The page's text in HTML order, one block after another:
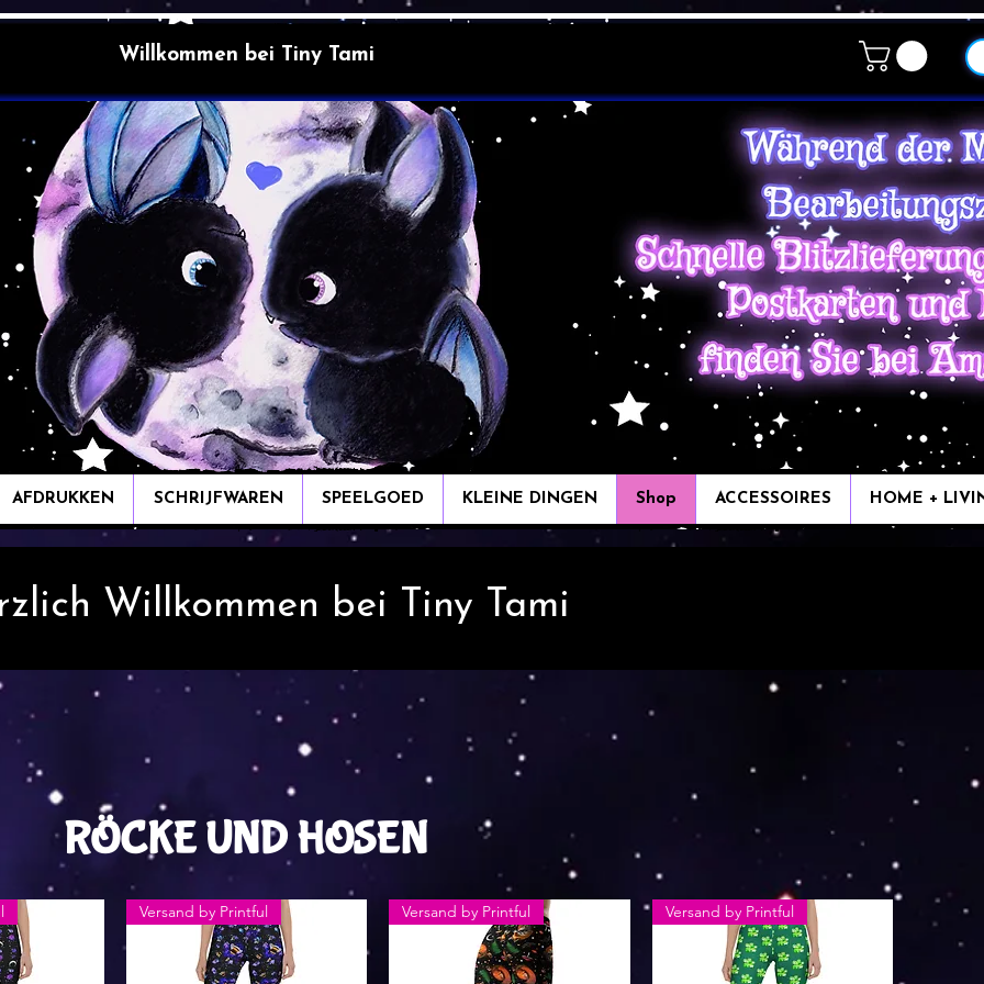
Willkommen bei Tiny Tami
AFDRUKKEN SCHRIJFWAREN SPEELGOED KLEINE DINGEN Shop ACCESSOIRES HOME +
Willkommen bei Tiny Tami
RÖCKE UND HOSEN
Versand by Printful Versand by Printful Versand by Printful